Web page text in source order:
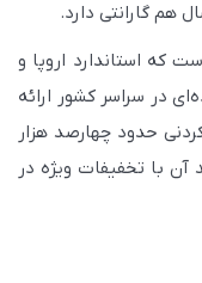
که استاندارد اروپا و
در سراسر کشور ارائه
حدود چهارصد هزار
با تخفیفات ویژه در